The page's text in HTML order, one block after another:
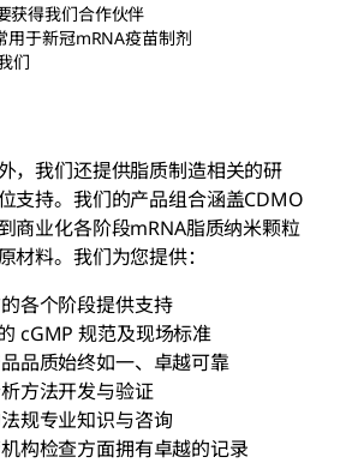
获得我们合作伙伴
于新冠mRNA疫苗制剂
们
，我们还提供脂质制造相关的研
支持。我们的产品组合涵盖CDMO
商业化各阶段mRNA脂质纳米颗粒
材料。我们为您提供：
各个阶段提供支持
cGMP 规范及现场标准
品质始终如一、卓越可靠
方法开发与验证
规专业知识与咨询
构检查方面拥有卓越的记录